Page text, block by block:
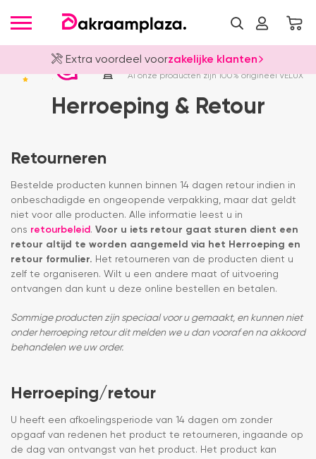
Extra voordeel voorzakelijke klanten
Officieel VELUX Dealer
Al onze producten zijn 100% origineel VELUX
Herroeping & Retour
Retourneren
Bestelde producten kunnen binnen 14 dagen retour indien in
onbeschadigde en ongeopende verpakking, maar dat geldt
niet voor alle producten. Alle informatie leest u in
ons retourbeleid . Voor u iets retour gaat sturen dient een
retour altijd te worden aangemeld via het Herroeping en
retour formulier. Het retourneren van de producten dient u
zelf te organiseren. Wilt u een andere maat of uitvoering
ontvangen dan kunt u deze online bestellen en betalen.
Sommige producten zijn speciaal voor u gemaakt, en kunnen niet
onder herroeping retour dit melden we u dan vooraf en na akkoord
behandelen we uw order.
Herroeping/retour
U heeft een afkoelingsperiode van 14 dagen om zonder
opgaaf van redenen het product te retourneren, ingaande op
de dag van ontvangst van het product. Het product kan